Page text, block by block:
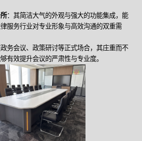
：其简洁大气的外观与强大的功能集成，能
服务行业对专业形象与高效沟通的双重需
务会议、政策研讨等正式场合，其庄重而不
有效提升会议的严肃性与专业度。